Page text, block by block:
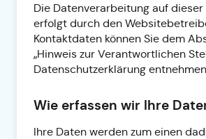
Die Datenverarbeitung auf
erfolgt durch den
Kontaktdaten können Sie dem
„Hinweis zur Verantwortlichen
Datenschutzerklärung entnehmen.
Wie erfassen wir Ihre
Ihre Daten werden zum einen